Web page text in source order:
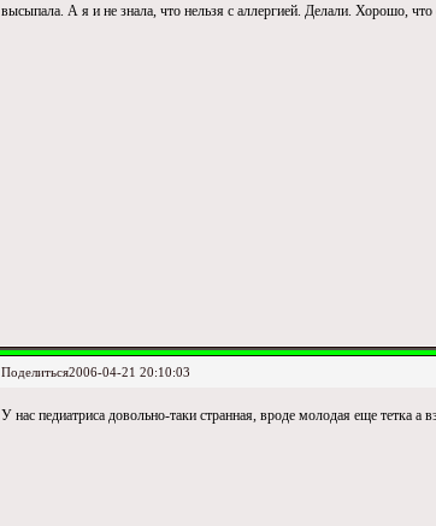
высыпала. А я и не знала, что нельзя с аллергией. Делали. Хорошо, что
Поделиться2006-04-21 20:10:03
У нас педиатриса довольно-таки странная, вроде молодая еще тетка